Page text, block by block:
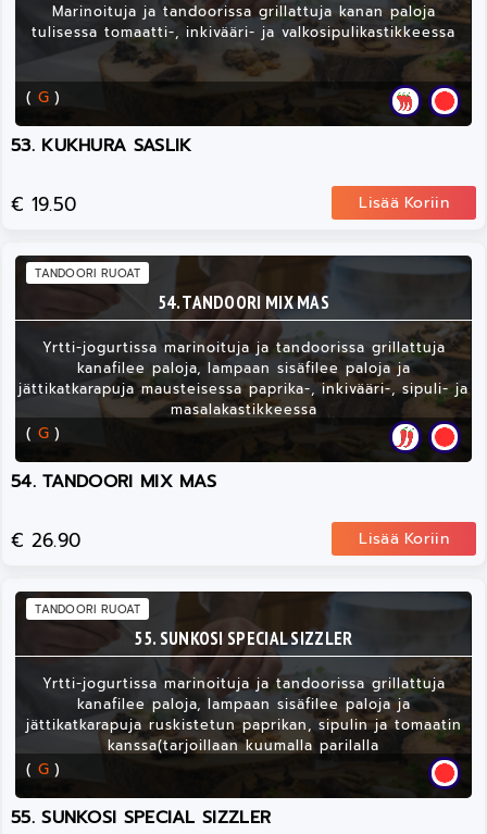
Marinoituja ja tandoorissa grillattuja kanan paloja
tulisessa tomaatti-, inkivääri- ja valkosipulikastikkeessa
( G )
53. KUKHURA SASLIK
€ 19.50 Lisää Koriin
54. TANDOORI MIX MAS
Yrtti-jogurtissa marinoituja ja tandoorissa grillattuja
kanafilee paloja, lampaan sisäfilee paloja ja
jättikatkarapuja mausteisessa paprika-, inkivääri-, sipuli- ja
masalakastikkeessa
( G )
TANDOORI RUOAT
54. TANDOORI MIX MAS
€ 26.90 Lisää Koriin
55. SUNKOSI SPECIAL SIZZLER
Yrtti-jogurtissa marinoituja ja tandoorissa grillattuja
kanafilee paloja, lampaan sisäfilee paloja ja
jättikatkarapuja ruskistetun paprikan, sipulin ja tomaatin
kanssa(tarjoillaan kuumalla parilalla
( G )
TANDOORI RUOAT
55. SUNKOSI SPECIAL SIZZLER